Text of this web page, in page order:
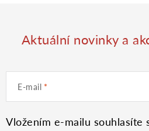
Aktuální novinky a
E-mail
Vložením e-mailu souhlasíte